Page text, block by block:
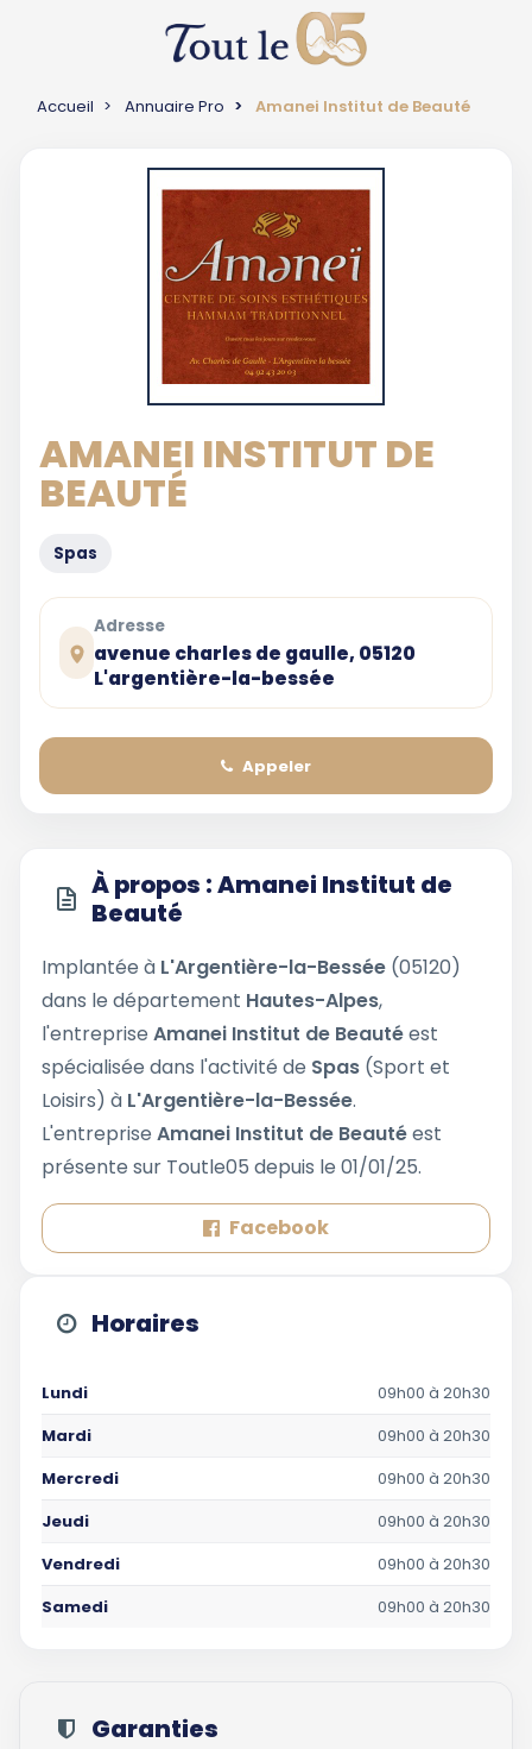
Accueil Annuaire Pro Amanei Institut de Beauté
AMANEI INSTITUT DE
BEAUTÉ
Spas
Adresse
avenue charles de gaulle, 05120
L'argentière-la-bessée
Appeler
À propos : Amanei Institut de
Beauté
Implantée à L'Argentière-la-Bessée (05120)
dans le département Hautes-Alpes,
l'entreprise Amanei Institut de Beautéest
spécialisée dans l'activité de Spas (Sport et
Loisirs) à L'Argentière-la-Bessée.
L'entreprise Amanei Institut de Beautéest
présente sur Toutle05 depuis le 01/01/25.
Facebook
Horaires
Lundi
09h00 à 20h30
Mardi
09h00 à 20h30
Mercredi
09h00 à 20h30
Jeudi
09h00 à 20h30
Vendredi
09h00 à 20h30
Samedi
09h00 à 20h30
Garanties